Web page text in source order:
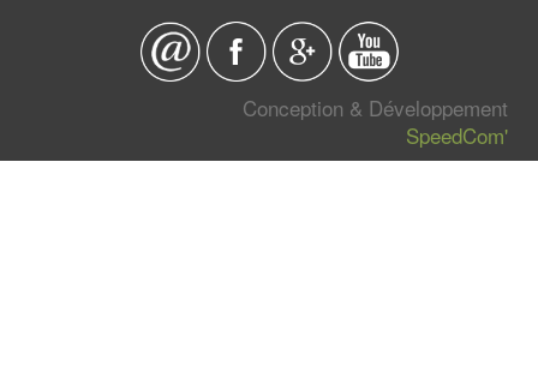
Conception & Développement
SpeedCom'